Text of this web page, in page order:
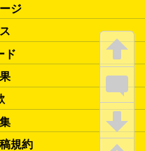
ジ
ド
規約